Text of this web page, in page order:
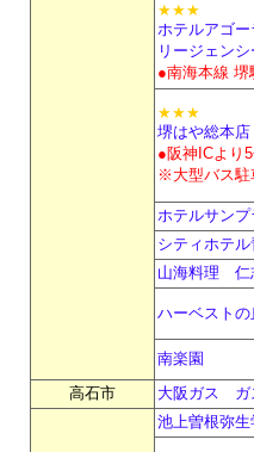
★★★
ホテルアゴー
リージェン
●南海本線 堺
★★★
堺はや総本店
●阪神ICより
※大型バス駐
ホテルサン
シティホテ
山海料理 仁
ハーベストの
南楽園
高石市
大阪ガス ガ
池上曽根弥生